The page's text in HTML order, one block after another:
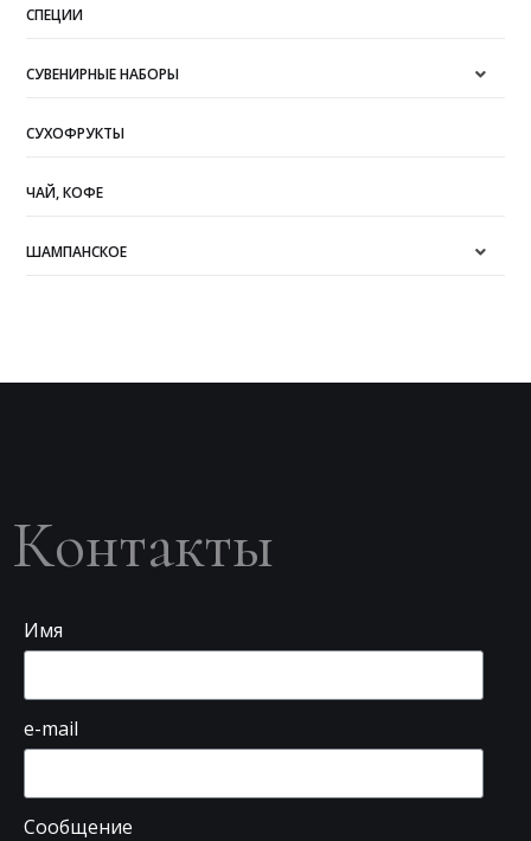
СПЕЦИИ
СУВЕНИРНЫЕ НАБОРЫ
СУХОФРУКТЫ
ЧАЙ, КОФЕ
ШАМПАНСКОЕ
Контакты
Имя
e-mail
Сообщение